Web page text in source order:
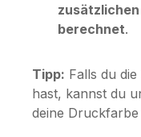
berechnet.
Tipp: Falls du die
hast, kannst du
deine Druckfarbe